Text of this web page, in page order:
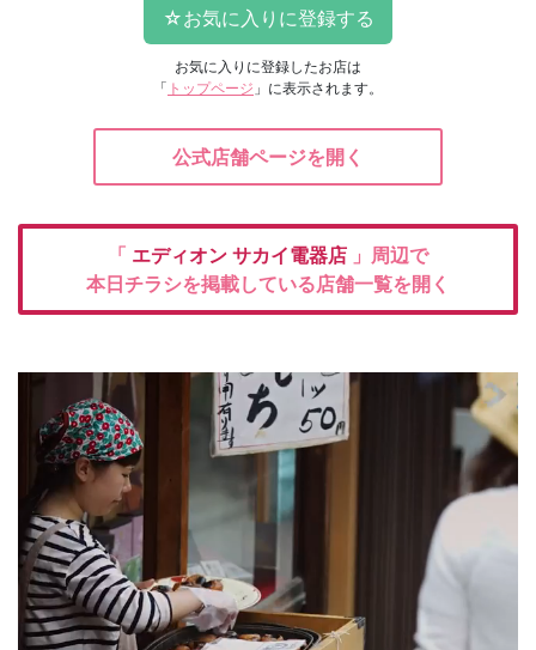
お気に入りに登録したお店は
「 トップページ 」に表示されます。
公式店舗ページを開く
「 エディオン サカイ電器店 」周辺で
本日チラシを掲載している店舗一覧を開く